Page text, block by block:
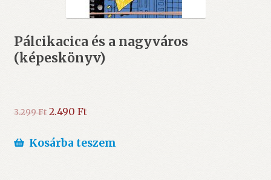
Pálcikacica és a nagyváros
(képeskönyv)
3.299Ft Original
was:
2.490 FtCurrent
is:
Kosárba teszem